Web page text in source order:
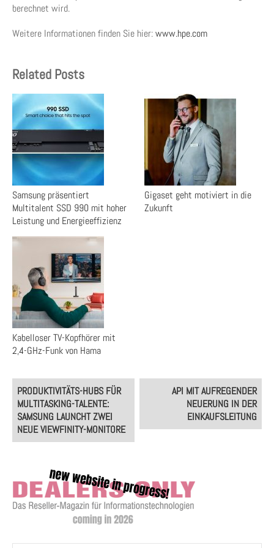
berechnet wird.
Weitere Informationen finden Sie hier:www.hpe.com
Related Posts
Samsung präsentiert
Multitalent SSD 990 mit hoher
Leistung und Energieeffizienz
Gigaset geht motiviert in die
Zukunft
Kabelloser TV-Kopfhörer mit
2,4-GHz-Funk von Hama
Post
navigation
PRODUKTIVITÄTS-HUBS FÜR
MULTITASKING-TALENTE:
SAMSUNG LAUNCHT ZWEI
NEUE VIEWFINITY-MONITORE
API MIT AUFREGENDER
NEUERUNG IN DER
EINKAUFSLEITUNG